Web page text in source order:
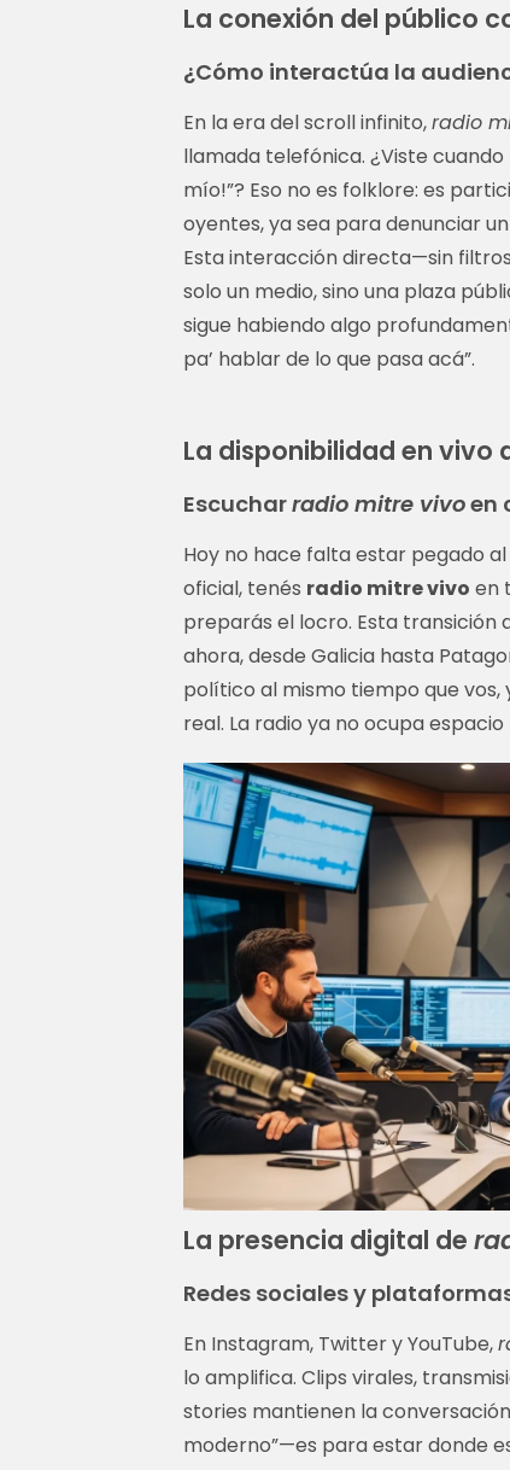
La conexión del público
¿Cómo interactúa la
En la era del scroll infinito,radio
llamada telefónica. ¿Viste
mío!”? Eso no es folklore: es
oyentes, ya sea para denunciar
Esta interacción directa—sin
solo un medio, sino una plaza
sigue habiendo algo
pa’ hablar de lo que pasa acá”.
La disponibilidad en vivo
Escucharradio mitre vivoen
Hoy no hace falta estar pegado
oficial, tenés radio mitre vivo en
preparás el locro. Esta transición
ahora, desde Galicia hasta
político al mismo tiempo que
real. La radio ya no ocupa
La presencia digital de
Redes sociales y
En Instagram, Twitter y YouTube,
lo amplifica. Clips virales,
stories mantienen la
moderno”—es para estar donde